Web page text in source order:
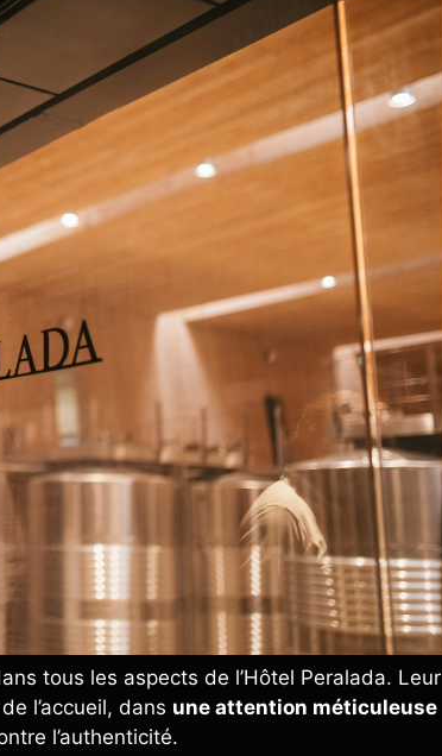
tous les aspects de l’Hôtel Peralada. Leur
l’accueil, dans une attention méticuleuse
l’authenticité.